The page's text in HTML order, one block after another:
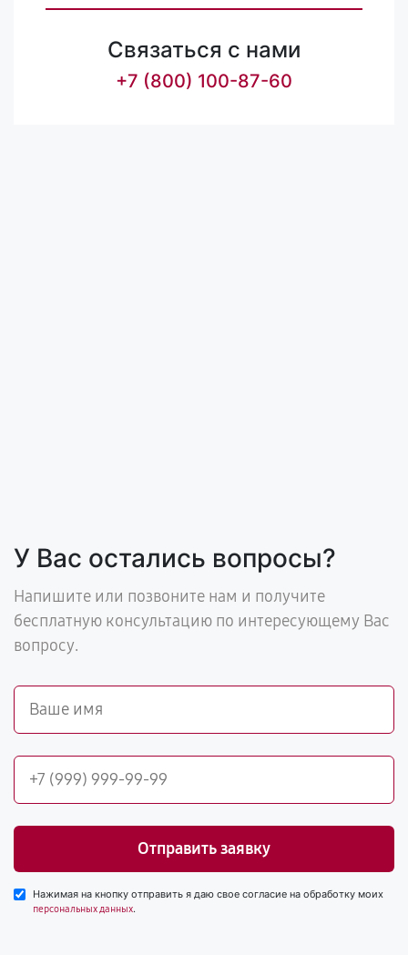
Связаться с нами
+7 (800) 100-87-60
У Вас остались вопросы?
Напишите или позвоните нам и получите
бесплатную консультацию по интересующему Вас
вопросу.
Отправить заявку
Нажимая на кнопку отправить я даю свое согласие на обработку моих
персональных данных.